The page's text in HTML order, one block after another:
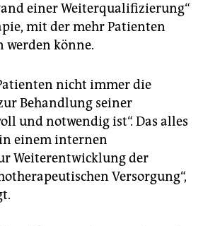
einer Weiterqualifizierung“
mit der mehr Patienten
werden könne.
nicht immer die
Behandlung seiner
und notwendig ist“. Das alles
einem internen
Weiterentwicklung der
Versorgung“,